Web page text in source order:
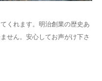
くれます。明治創業の歴史あ
せん。安心してお声がけ下さ